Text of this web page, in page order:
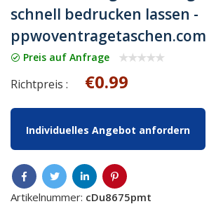
schnell bedrucken lassen -
ppwoventragetaschen.com
Preis auf Anfrage
Richtpreis : €0.99
Individuelles Angebot anfordern
Artikelnummer: cDu8675pmt